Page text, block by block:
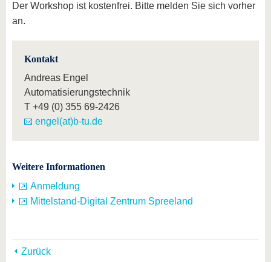
Der Workshop ist kostenfrei. Bitte melden Sie sich vorher
an.
Kontakt
Andreas Engel
Automatisierungstechnik
T +49 (0) 355 69-2426
engel(at)b-tu.de
Weitere Informationen
Anmeldung
Mittelstand-Digital Zentrum Spreeland
Zurück